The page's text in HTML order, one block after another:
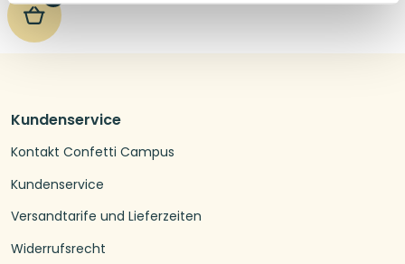
Kundenservice
Kontakt Confetti Campus
Kundenservice
Versandtarife und Lieferzeiten
Widerrufsrecht